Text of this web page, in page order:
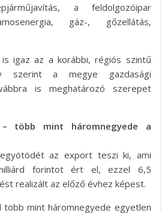
a feldolgozóipar
gáz-, gőzellátás,
igaz az a korábbi, régiós szintű
szerint a megye gazdasági
is meghatározó szerepet
több mint háromnegyede a
az export teszi ki, ami
forintot ért el, ezzel 6,5
realizált az előző évhez képest.
mint háromnegyede egyetlen